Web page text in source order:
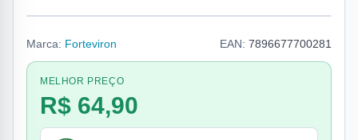
Marca: Forteviron EAN: 7896677700281
MELHOR PREÇO
R$ 64,90